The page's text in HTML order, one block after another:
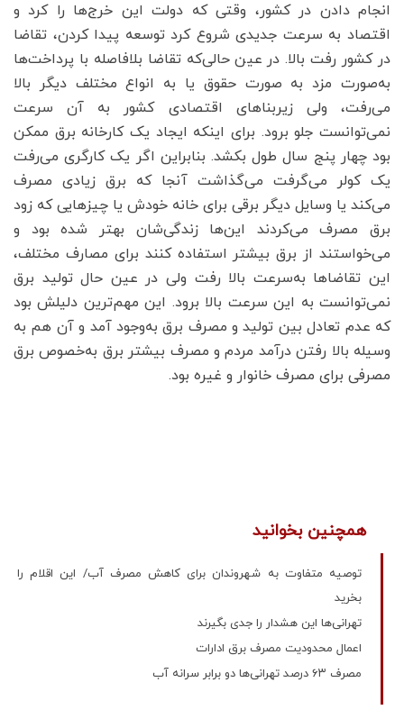
انجام دادن در کشور، وقتی که دولت این خرج‌ها را کرد و
اقتصاد به سرعت جدیدی شروع کرد توسعه پیدا کردن، تقاضا
در کشور رفت بالا. در عین حالی‌که تقاضا بلافاصله با پرداخت‌ها
به‌صورت مزد به صورت حقوق یا به انواع مختلف دیگر بالا
می‌رفت، ولی زیربنا‌های اقتصادی کشور به آن سرعت
نمی‌توانست جلو برود. برای اینکه ایجاد یک کارخانه برق ممکن
بود چهار پنج سال طول بکشد. بنابراین اگر یک کارگری می‌رفت
یک کولر می‌گرفت می‌گذاشت آنجا که برق زیادی مصرف
می‌کند یا وسایل دیگر برقی برای خانه خودش یا چیز‌هایی که زود
برق مصرف می‌کردند این‌ها زندگی‌شان بهتر شده بود و
می‌خواستند از برق بیشتر استفاده کنند برای مصارف مختلف،
این تقاضا‌ها به‌سرعت بالا رفت ولی در عین حال تولید برق
نمی‌توانست به این سرعت بالا برود. این مهم‌ترین دلیلش بود
که عدم تعادل بین تولید و مصرف برق به‌وجود آمد و آن هم به
وسیله بالا رفتن درآمد مردم و مصرف بیشتر برق به‌خصوص برق
مصرفی برای مصرف خانوار و غیره بود.
همچنین بخوانید
توصیه متفاوت به شهروندان برای کاهش مصرف آب/ این اقلام را
بخرید
تهرانی‌ها این هشدار را جدی بگیرند
اعمال محدودیت مصرف برق ادارات
مصرف ۶۳ درصد تهرانی‌ها دو برابر سرانه آب